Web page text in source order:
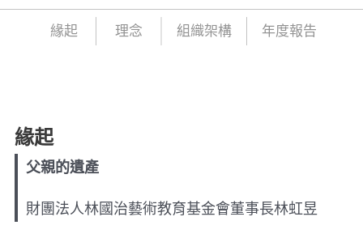
緣起 理念 組織架構 年度報告
緣起
父親的遺產
財團法人林國治藝術教育基金會董事長林虹昱